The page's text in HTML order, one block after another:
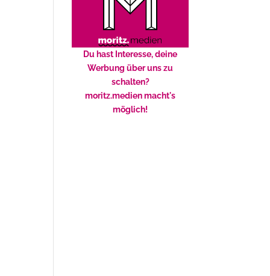
Du hast Interesse, deine
Werbung über uns zu
schalten?
moritz.medien macht's
möglich!